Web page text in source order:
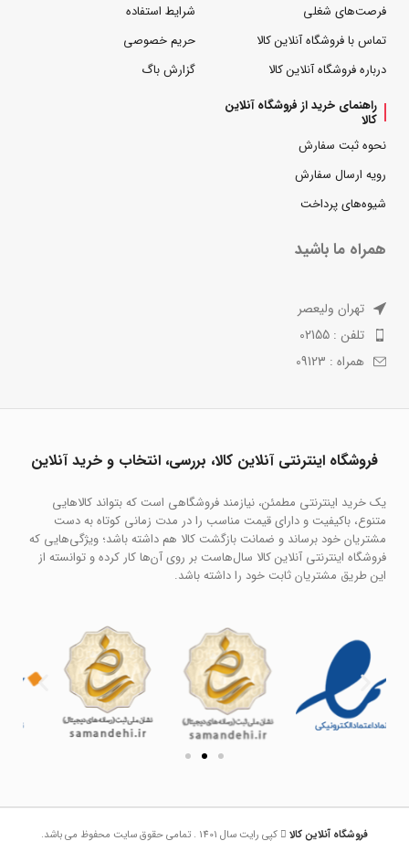
فرصت‌های شغلی
تماس با فروشگاه آنلاین کالا
درباره فروشگاه آنلاین کالا
شرایط استفاده
حریم خصوصی
گزارش باگ
راهنمای خرید از فروشگاه آنلاین
کالا
نحوه ثبت سفارش
رویه ارسال سفارش
شیوه‌های پرداخت
همراه ما باشید
تهران ولیعصر
تلفن : 02155
همراه : 09123
فروشگاه اینترنتی آنلاین کالا، بررسی، انتخاب و خرید آنلاین
یک خرید اینترنتی مطمئن، نیازمند فروشگاهی است که بتواند کالاهایی
متنوع، باکیفیت و دارای قیمت مناسب را در مدت زمانی کوتاه به دست
مشتریان خود برساند و ضمانت بازگشت کالا هم داشته باشد؛ ویژگی‌هایی که
فروشگاه اینترنتی آنلاین کالا سال‌هاست بر روی آن‌ها کار کرده و توانسته از
این طریق مشتریان ثابت خود را داشته باشد.
فروشگاه آنلاین کالا کپی رایت سال 1401 . تمامی حقوق سایت محفوظ می باشد.